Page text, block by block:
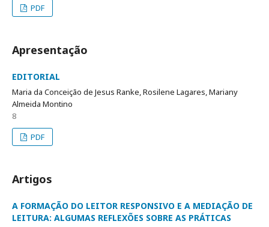
PDF
Apresentação
EDITORIAL
Maria da Conceição de Jesus Ranke, Rosilene Lagares, Mariany
Almeida Montino
8
PDF
Artigos
A FORMAÇÃO DO LEITOR RESPONSIVO E A MEDIAÇÃO DE
LEITURA: ALGUMAS REFLEXÕES SOBRE AS PRÁTICAS